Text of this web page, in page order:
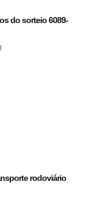
do sorteio 6089-
rodoviário